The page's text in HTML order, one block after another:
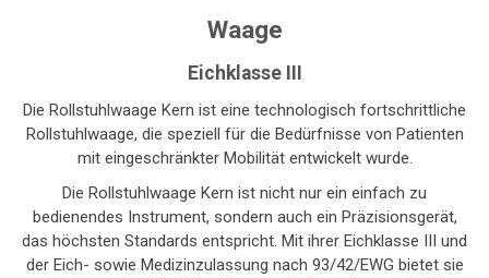
Waage
Eichklasse III
Die Rollstuhlwaage Kern ist eine technologisch fortschrittliche
Rollstuhlwaage, die speziell für die Bedürfnisse von Patienten
mit eingeschränkter Mobilität entwickelt wurde.
Die Rollstuhlwaage Kern ist nicht nur ein einfach zu
bedienendes Instrument, sondern auch ein Präzisionsgerät,
das höchsten Standards entspricht. Mit ihrer Eichklasse III und
der Eich- sowie Medizinzulassung nach 93/42/EWG bietet sie